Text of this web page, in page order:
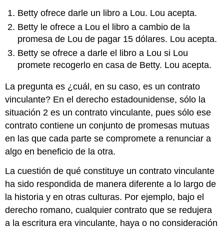
Betty ofrece darle un libro a Lou. Lou acepta.
Betty le ofrece a Lou el libro a cambio de la
promesa de Lou de pagar 15 dólares. Lou acepta.
Betty se ofrece a darle el libro a Lou si Lou
promete recogerlo en casa de Betty. Lou acepta.
La pregunta es ¿cuál, en su caso, es un contrato
vinculante? En el derecho estadounidense, sólo la
situación 2 es un contrato vinculante, pues sólo ese
contrato contiene un conjunto de promesas mutuas
en las que cada parte se compromete a renunciar a
algo en beneficio de la otra.
La cuestión de qué constituye un contrato vinculante
ha sido respondida de manera diferente a lo largo de
la historia y en otras culturas. Por ejemplo, bajo el
derecho romano, cualquier contrato que se redujera
a la escritura era vinculante, haya o no consideración